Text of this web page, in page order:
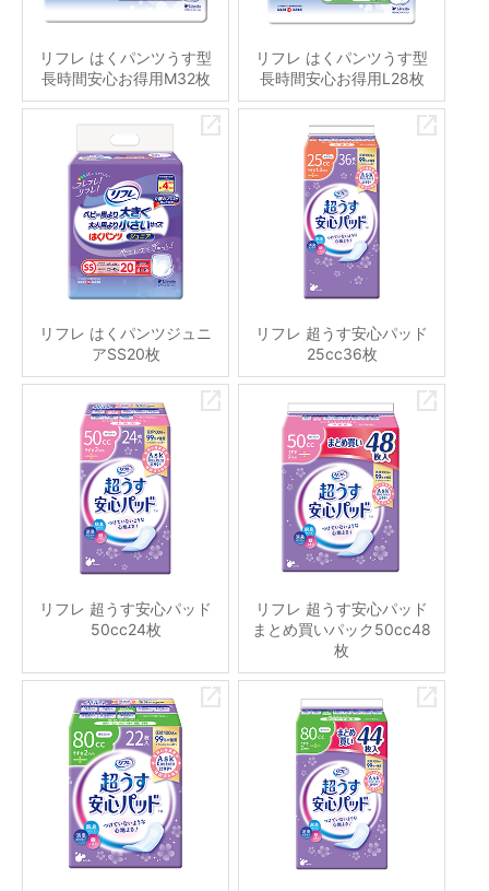
リフレ はくパンツうす型
長時間安心お得用M32枚
リフレ はくパンツうす型
長時間安心お得用L28枚
リフレ はくパンツジュニ
アSS20枚
リフレ 超うす安心パッド
25cc36枚
リフレ 超うす安心パッド
50cc24枚
リフレ 超うす安心パッド
まとめ買いパック50cc48
枚